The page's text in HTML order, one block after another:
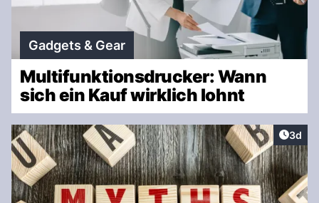
Gadgets & Gear
Multifunktionsdrucker: Wann
sich ein Kauf wirklich lohnt
3d